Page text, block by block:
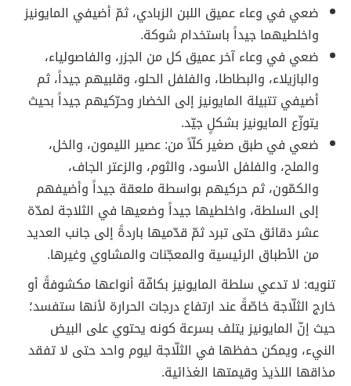
ضعي في وعاء عميق اللبن الزبادي، ثمّ أضيفي المايونيز
واخلطيهما جيداً باستخدام شوكة.
ضعي في وعاء آخر عميق كل من الجزر، والفاصولياء،
والبازيلاء، والبطاطا، والفلفل الحلو، وقلبيهم جيداً، ثم
أضيفي تتبيلة المايونيز إلى الخضار وحرّكيهم جيداً بحيث
يتوزّع المايونيز بشكلٍ جيّد.
ضعي في طبق صغير كلّاً من: عصير الليمون، والخل،
والملح، والفلفل الأسود، والثوم، والزعتر الجاف،
والكمّون، ثم حركيهم بواسطة ملعقة جيداً وأضيفهم
إلى السلطة، واخلطيها جيداً وضعيها في الثلاجة لمدّة
عشر دقائق حتى تبرد ثمّ قدّميها باردةً إلى جانب العديد
من الأطباق الرئيسية والمعجّنات والمشاوي وغيرها.
تنويه: لا تدعي سلطة المايونيز بكافّة أنواعها مكشوفةً أو
خارج الثلّاجة خاصّةً عند ارتفاع درجات الحرارة لأنها ستفسد؛
حيث إنّ المايونيز يتلف بسرعة كونه يحتوي على البيض
النيء، ويمكن حفظها في الثلّاجة ليوم واحد حتى لا تفقد
مذاقها اللذيذ وقيمتها الغذائية.